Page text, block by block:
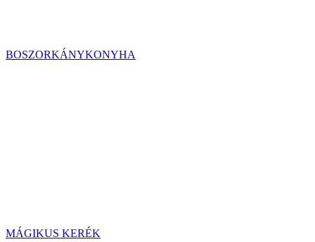
BOSZORKÁNYKONYHA
MÁGIKUS KERÉK